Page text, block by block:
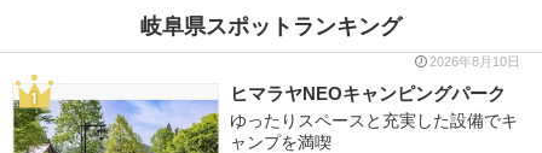
岐阜県スポットランキング
2026年8月10日
ヒマラヤNEOキャンピングパーク
ゆったりスペースと充実した設備でキ
ャンプを満喫